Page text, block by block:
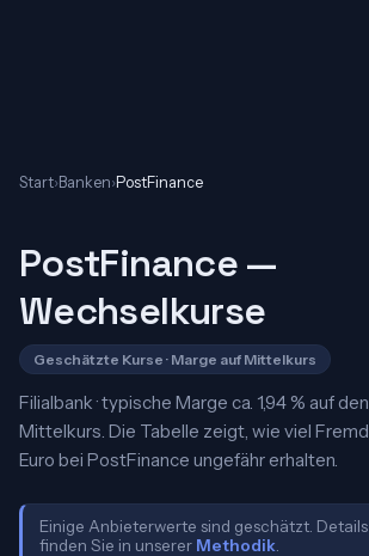
Start›Banken›PostFinance
PostFinance —
Wechselkurse
Geschätzte Kurse · Marge auf Mittelkurs
Filialbank · typische Marge ca. 1,94 % auf
Mittelkurs. Die Tabelle zeigt, wie viel
Euro bei PostFinance ungefähr erhalten.
Einige Anbieterwerte sind geschätzt.
finden Sie in unserer Methodik